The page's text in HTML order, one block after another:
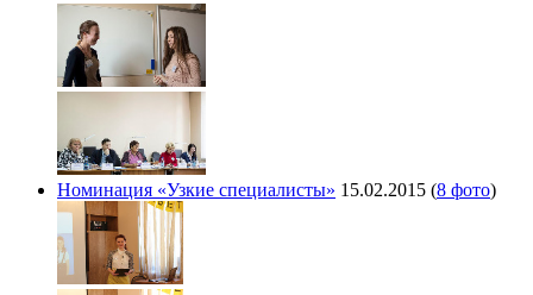
Номинация «Узкие специалисты» 15.02.2015 (8 фото)